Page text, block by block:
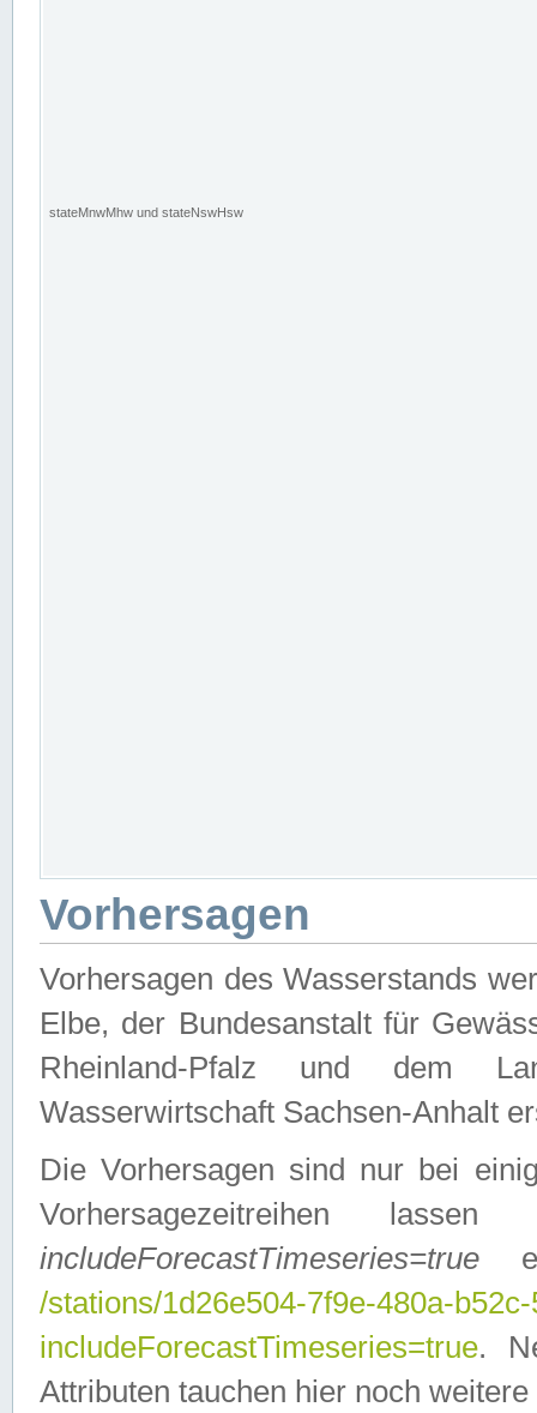
stateMnwMhw und stateNswHsw
Vorhersagen
Vorhersagen des Wasserstands
Elbe, der Bundesanstalt für
Rheinland-Pfalz und dem
Wasserwirtschaft Sachsen-Anhalt
Die Vorhersagen sind nur bei
Vorhersagezeitreihen
includeForecastTimeseries=true
/stations/1d26e504-7f9e-480a-
includeForecastTimeseries=true.
Attributen tauchen hier noch weitere